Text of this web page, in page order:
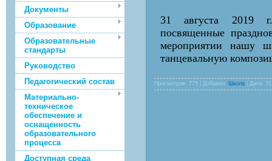
Документы
Образование
Образовательные
стандарты
Руководство
Педагогический состав
Материально-
техническое
обеспечение и
оснащенность
образовательного
процесса
Доступная среда
31 августа 2019
посвященные
мероприятии нашу
танцевальную
Просмотров: 775 | Добавил: Школа | Дата: